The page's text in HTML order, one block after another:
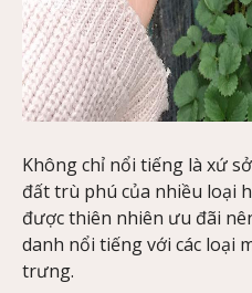
Không chỉ nổi tiếng là xứ
đất trù phú của nhiều loại
được thiên nhiên ưu đãi
danh nổi tiếng với các loại
trưng.